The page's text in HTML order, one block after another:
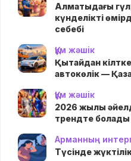
Алматыдағы
күнделікті
себебі
Құм жәшік
Қытайдан
автокөлік —
Құм жәшік
2026 жылы
трендте болады
Арманның
Түсінде